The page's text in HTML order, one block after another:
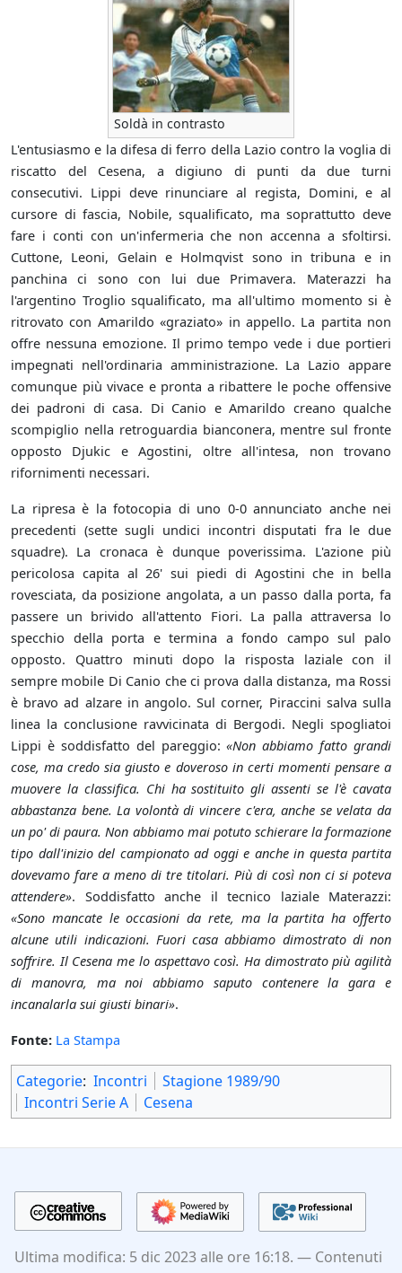
Soldà in contrasto
L'entusiasmo e la difesa di ferro della Lazio contro la voglia di
riscatto del Cesena, a digiuno di punti da due turni
consecutivi. Lippi deve rinunciare al regista, Domini, e al
cursore di fascia, Nobile, squalificato, ma soprattutto deve
fare i conti con un'infermeria che non accenna a sfoltirsi.
Cuttone, Leoni, Gelain e Holmqvist sono in tribuna e in
panchina ci sono con lui due Primavera. Materazzi ha
l'argentino Troglio squalificato, ma all'ultimo momento si è
ritrovato con Amarildo «graziato» in appello. La partita non
offre nessuna emozione. Il primo tempo vede i due portieri
impegnati nell'ordinaria amministrazione. La Lazio appare
comunque più vivace e pronta a ribattere le poche offensive
dei padroni di casa. Di Canio e Amarildo creano qualche
scompiglio nella retroguardia bianconera, mentre sul fronte
opposto Djukic e Agostini, oltre all'intesa, non trovano
rifornimenti necessari.
La ripresa è la fotocopia di uno 0-0 annunciato anche nei
precedenti (sette sugli undici incontri disputati fra le due
squadre). La cronaca è dunque poverissima. L'azione più
pericolosa capita al 26' sui piedi di Agostini che in bella
rovesciata, da posizione angolata, a un passo dalla porta, fa
passere un brivido all'attento Fiori. La palla attraversa lo
specchio della porta e termina a fondo campo sul palo
opposto. Quattro minuti dopo la risposta laziale con il
sempre mobile Di Canio che ci prova dalla distanza, ma Rossi
è bravo ad alzare in angolo. Sul corner, Piraccini salva sulla
linea la conclusione ravvicinata di Bergodi. Negli spogliatoi
Lippi è soddisfatto del pareggio:«Non abbiamo fatto grandi
cose, ma credo sia giusto e doveroso in certi momenti pensare a
muovere la classifica. Chi ha sostituito gli assenti se l'è cavata
abbastanza bene. La volontà di vincere c'era, anche se velata da
un po' di paura. Non abbiamo mai potuto schierare la formazione
tipo dall'inizio del campionato ad oggi e anche in questa partita
dovevamo fare a meno di tre titolari. Più di così non ci si poteva
attendere». Soddisfatto anche il tecnico laziale Materazzi:
«Sono mancate le occasioni da rete, ma la partita ha offerto
alcune utili indicazioni. Fuori casa abbiamo dimostrato di non
soffrire. Il Cesena me lo aspettavo così. Ha dimostrato più agilità
di manovra, ma noi abbiamo saputo contenere la gara e
incanalarla sui giusti binari».
Fonte: La Stampa
Categorie: Incontri
Stagione 1989/90
Incontri Serie A
Cesena
Ultima modifica: 5 dic 2023 alle ore 16:18.
Contenuti